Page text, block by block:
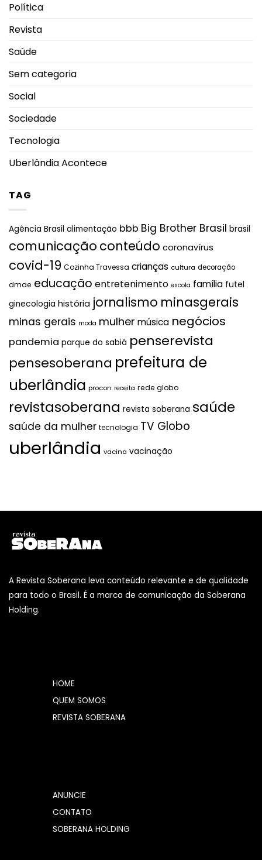
Política
Revista
Saúde
Sem categoria
Social
Sociedade
Tecnologia
Uberlândia Acontece
TAG
Agência Brasil alimentação bbb Big Brother Brasil brasil
comunicação conteúdo coronavírus
covid-19 Cozinha Travessa crianças cultura decoração
dmae educação entretenimento escola família futel
ginecologia história jornalismo minasgerais
minas gerais moda mulher música negócios
pandemia parque do sabiá penserevista
pensesoberana prefeitura de
uberlândia procon receita rede globo
revistasoberana revista soberana saúde
saúde da mulher tecnologia TV Globo
uberlândia vacina vacinação
A Revista Soberana leva conteúdo relevante e de qualidade
para todo o Brasil. É a marca de comunicação da Soberana
Holding.
HOME
QUEM SOMOS
REVISTA SOBERANA
ANUNCIE
CONTATO
SOBERANA HOLDING